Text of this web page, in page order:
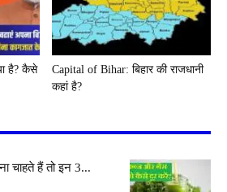
है? कैसे
Capital of Bihar: बिहार की राजधानी
कहां है?
चाहते हैं तो इन 3...